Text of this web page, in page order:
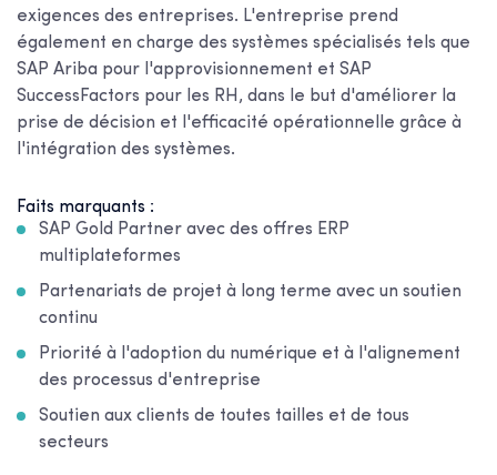
exigences des entreprises. L'entreprise prend
également en charge des systèmes spécialisés tels que
SAP Ariba pour l'approvisionnement et SAP
SuccessFactors pour les RH, dans le but d'améliorer la
prise de décision et l'efficacité opérationnelle grâce à
l'intégration des systèmes.
Faits marquants :
SAP Gold Partner avec des offres ERP
multiplateformes
Partenariats de projet à long terme avec un soutien
continu
Priorité à l'adoption du numérique et à l'alignement
des processus d'entreprise
Soutien aux clients de toutes tailles et de tous
secteurs